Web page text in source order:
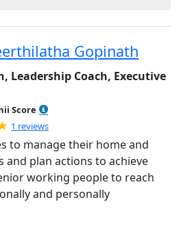
Gopinath
Leadership Coach, Executive
Score
Rated 5.0 out of 5
1 reviews
to manage their home and
and plan actions to achieve
working people to reach
and personally